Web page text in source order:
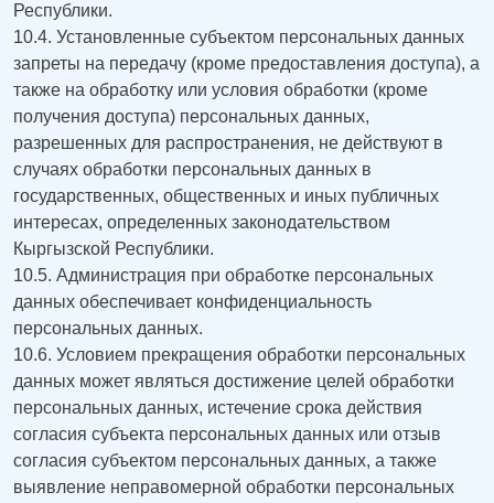
Республики.
10.4. Установленные субъектом персональных данных
запреты на передачу (кроме предоставления доступа), а
также на обработку или условия обработки (кроме
получения доступа) персональных данных,
разрешенных для распространения, не действуют в
случаях обработки персональных данных в
государственных, общественных и иных публичных
интересах, определенных законодательством
Кыргызской Республики.
10.5. Администрация при обработке персональных
данных обеспечивает конфиденциальность
персональных данных.
10.6. Условием прекращения обработки персональных
данных может являться достижение целей обработки
персональных данных, истечение срока действия
согласия субъекта персональных данных или отзыв
согласия субъектом персональных данных, а также
выявление неправомерной обработки персональных